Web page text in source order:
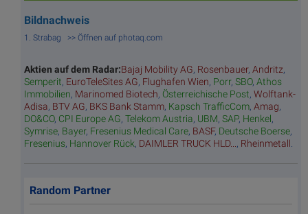
Bildnachweis
1. Strabag >> Öffnen auf photaq.com
Aktien auf dem Radar:Bajaj Mobility AG, Rosenbauer, Andritz,
Semperit, EuroTeleSites AG, Flughafen Wien, Porr, SBO, Athos
Immobilien, Marinomed Biotech, Österreichische Post, Wolftank-
Adisa, BTV AG, BKS Bank Stamm, Kapsch TrafficCom, Amag,
DO&CO, CPI Europe AG, Telekom Austria, UBM, SAP, Henkel,
Symrise, Bayer, Fresenius Medical Care, BASF, Deutsche Boerse,
Fresenius, Hannover Rück, DAIMLER TRUCK HLD..., Rheinmetall.
Random Partner